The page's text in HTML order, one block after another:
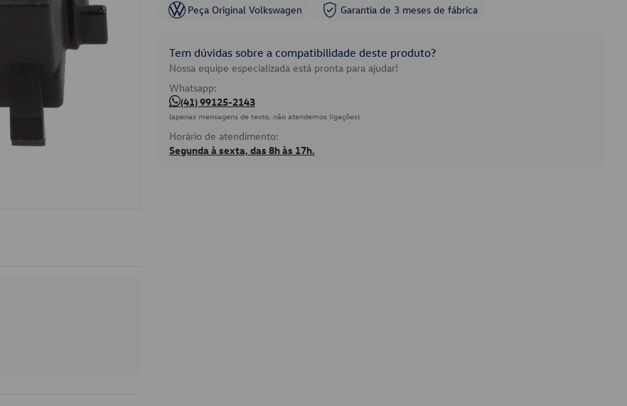
Peça Original Volkswagen Garantia de 3 meses de fábrica
Tem dúvidas sobre a compatibilidade deste produto?
Nossa equipe especializada está pronta para ajudar!
Whatsapp:
(41) 99125-2143
(apenas mensagens de texto, não atendemos ligações)
Horário de atendimento:
Segunda à sexta, das 8h às 17h.